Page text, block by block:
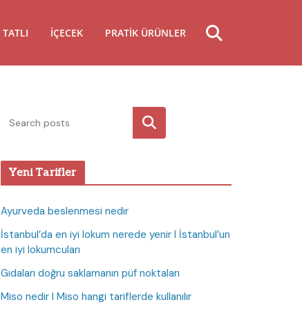
TATLI İÇECEK PRATIK ÜRÜNLER
Ara
Yeni Tarifler
Ayurveda beslenmesi nedir
İstanbul’da en iyi lokum nerede yenir I İstanbul’un
en iyi lokumcuları
Gıdaları doğru saklamanın püf noktaları
Miso nedir I Miso hangi tariflerde kullanılır